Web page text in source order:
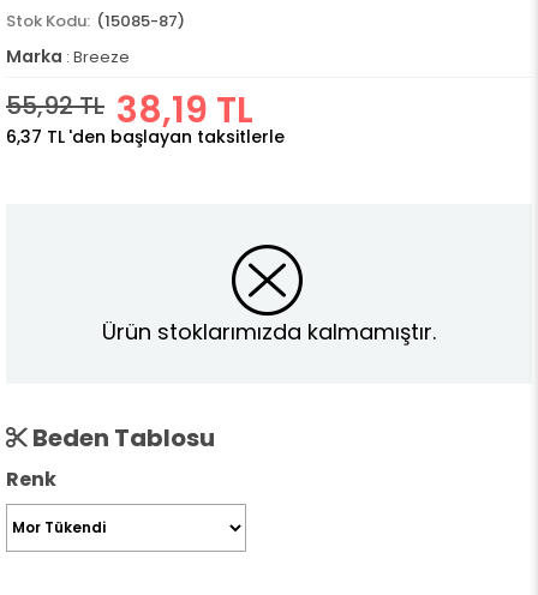
(15085-87)
Marka : Breeze
55,92 TL 38,19 TL
6,37 TL 'den başlayan taksitlerle
Ürün stoklarımızda kalmamıştır.
Beden Tablosu
Renk